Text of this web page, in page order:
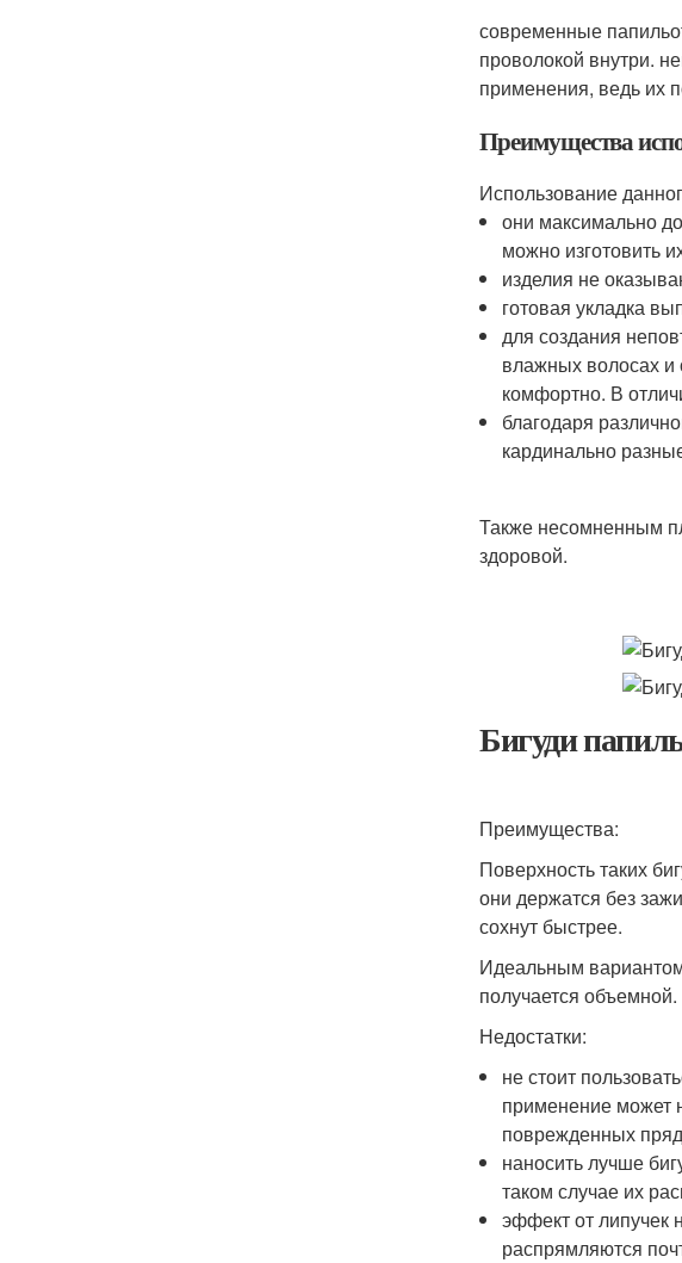
современные
проволокой внутри.
применения, ведь их
Преимущества
Использование
они максимально
можно изготовить
изделия не
готовая укладка
для создания
влажных волосах и
комфортно. В
благодаря
кардинально
Также несомненным
здоровой.
Бигуди
Преимущества:
Поверхность таких
они держатся без
сохнут быстрее.
Идеальным вариантом
получается объемной.
Недостатки:
не стоит
применение может
поврежденных
наносить лучше
таком случае их
эффект от липучек
распрямляются